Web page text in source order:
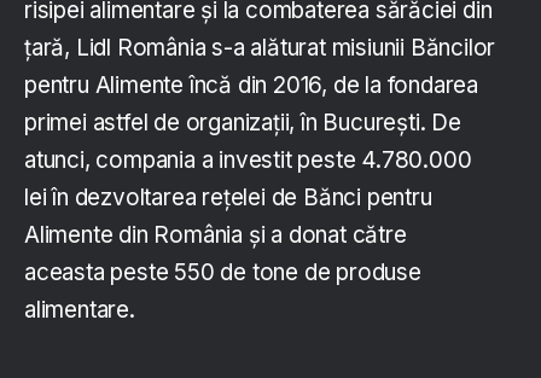
risipei alimentare și la combaterea sărăciei din
țară, Lidl România s-a alăturat misiunii Băncilor
pentru Alimente încă din 2016, de la fondarea
primei astfel de organizații, în București. De
atunci, compania a investit peste 4.780.000
lei în dezvoltarea rețelei de Bănci pentru
Alimente din România și a donat către
aceasta peste 550 de tone de produse
alimentare.